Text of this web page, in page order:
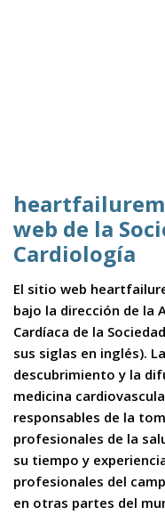
web de la
Cardiología
El sitio web
bajo la dirección de la
Cardíaca de la
sus siglas en inglés).
descubrimiento y la
medicina
responsables de la
profesionales de la
su tiempo y
profesionales del
en otras partes del